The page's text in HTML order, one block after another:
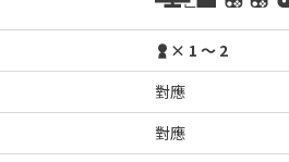
× 1 ～ 2
對應
對應